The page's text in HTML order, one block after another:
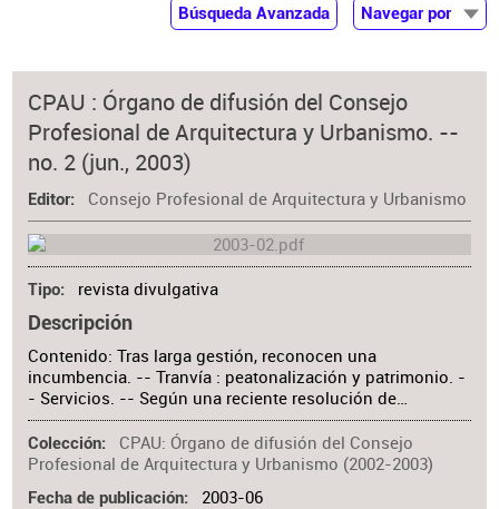
Búsqueda Avanzada
Navegar por
Autor
Colaborador
Materia
CPAU : Órgano de difusión del Consejo
Profesional de Arquitectura y Urbanismo. --
no. 2 (jun., 2003)
Editor Consejo Profesional de Arquitectura y Urbanismo
Tipo revista divulgativa
Descripción
Contenido: Tras larga gestión, reconocen una
incumbencia. -- Tranvía : peatonalización y patrimonio. -
- Servicios. -- Según una reciente resolución de…
Colección
CPAU: Órgano de difusión del Consejo
Profesional de Arquitectura y Urbanismo (2002-2003)
Fecha de publicación 2003-06